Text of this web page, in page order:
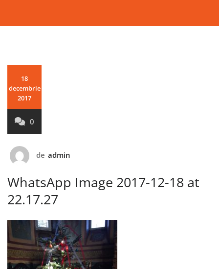
18
decembrie
2017
0
de admin
WhatsApp Image 2017-12-18 at
22.17.27